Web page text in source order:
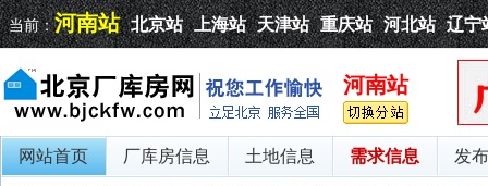
当前：河南站 北京站 上海站 天津站 重庆站 河北站 辽宁
河南站
网站首页 厂库房信息 土地信息 需求信息 发